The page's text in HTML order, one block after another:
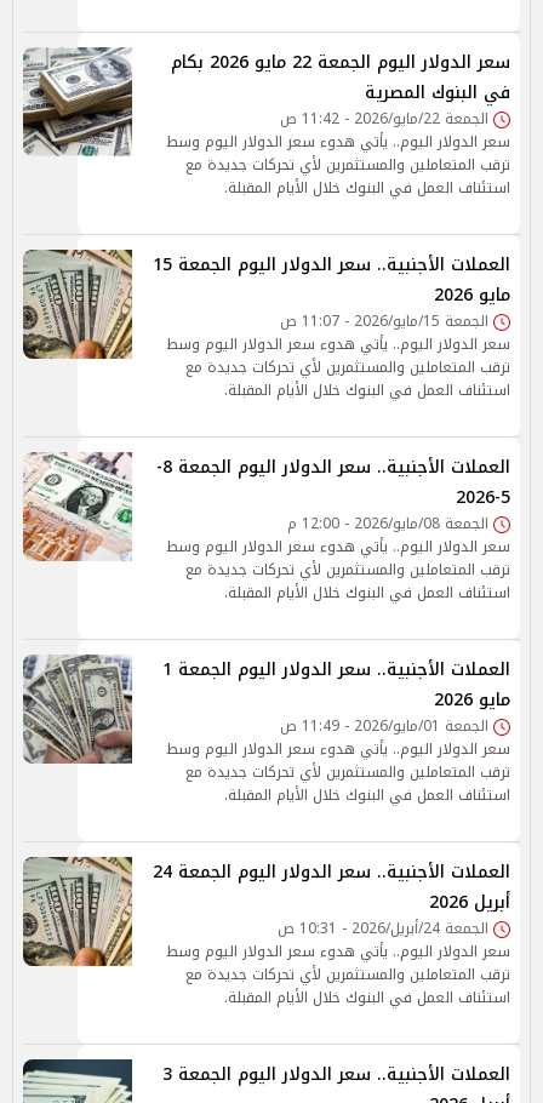
سعر الدولار اليوم الجمعة 22 مايو 2026 بكام
في البنوك المصرية
الجمعة 22/مايو/2026 - 11:42 ص
سعر الدولار اليوم.. يأتي هدوء سعر الدولار اليوم وسط
ترقب المتعاملين والمستثمرين لأي تحركات جديدة مع
استئناف العمل في البنوك خلال الأيام المقبلة.
العملات الأجنبية.. سعر الدولار اليوم الجمعة 15
مايو 2026
الجمعة 15/مايو/2026 - 11:07 ص
سعر الدولار اليوم.. يأتي هدوء سعر الدولار اليوم وسط
ترقب المتعاملين والمستثمرين لأي تحركات جديدة مع
استئناف العمل في البنوك خلال الأيام المقبلة.
العملات الأجنبية.. سعر الدولار اليوم الجمعة 8-
5-2026
الجمعة 08/مايو/2026 - 12:00 م
سعر الدولار اليوم.. يأتي هدوء سعر الدولار اليوم وسط
ترقب المتعاملين والمستثمرين لأي تحركات جديدة مع
استئناف العمل في البنوك خلال الأيام المقبلة.
العملات الأجنبية.. سعر الدولار اليوم الجمعة 1
مايو 2026
الجمعة 01/مايو/2026 - 11:49 ص
سعر الدولار اليوم.. يأتي هدوء سعر الدولار اليوم وسط
ترقب المتعاملين والمستثمرين لأي تحركات جديدة مع
استئناف العمل في البنوك خلال الأيام المقبلة.
العملات الأجنبية.. سعر الدولار اليوم الجمعة 24
أبريل 2026
الجمعة 24/أبريل/2026 - 10:31 ص
سعر الدولار اليوم.. يأتي هدوء سعر الدولار اليوم وسط
ترقب المتعاملين والمستثمرين لأي تحركات جديدة مع
استئناف العمل في البنوك خلال الأيام المقبلة.
العملات الأجنبية.. سعر الدولار اليوم الجمعة 3